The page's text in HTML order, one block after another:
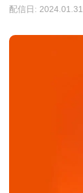
配信日: 2024.01.31